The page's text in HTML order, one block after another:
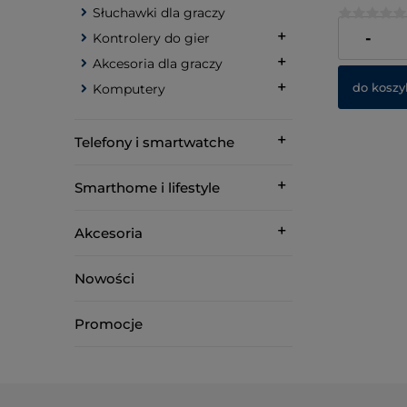
Słuchawki dla graczy
Kontrolery do gier
Akcesoria dla graczy
Komputery
Telefony i smartwatche
Smarthome i lifestyle
Akcesoria
Nowości
Promocje
Wireless
QWERTZ
Szary
999,00 zł
-
do